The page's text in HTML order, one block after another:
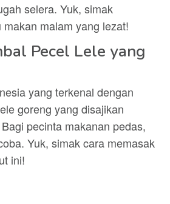
selera. Yuk, simak
malam yang lezat!
Pecel Lele yang
yang terkenal dengan
goreng yang disajikan
pecinta makanan pedas,
Yuk, simak cara memasak
ini!